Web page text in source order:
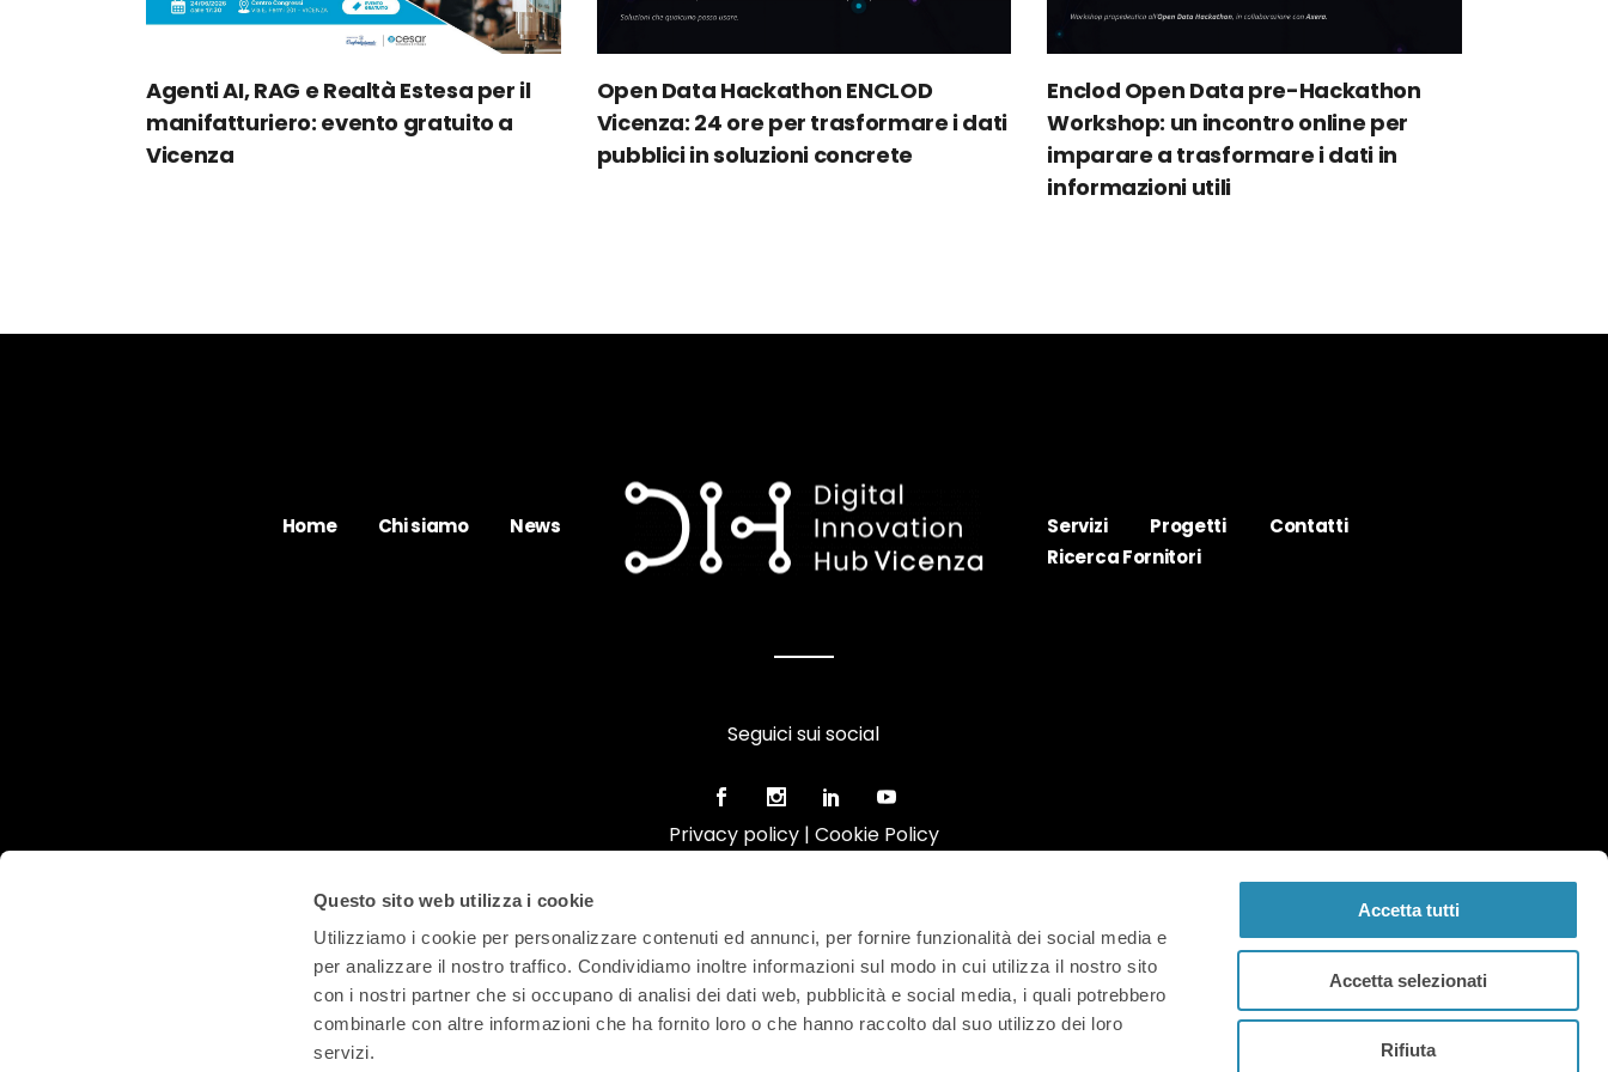
Questo sito web utilizza i cookie
Utilizziamo i cookie per personalizzare contenuti ed annunci, per fornire funzionalità dei social media e
per analizzare il nostro traffico. Condividiamo inoltre informazioni sul modo in cui utilizza il nostro sito
con i nostri partner che si occupano di analisi dei dati web, pubblicità e social media, i quali potrebbero
combinarle con altre informazioni che ha fornito loro o che hanno raccolto dal suo utilizzo dei loro
servizi.
Accetta tutti
Accetta selezionati
Rifiuta
Agenti AI, RAG e Realtà Estesa per il
manifatturiero: evento gratuito a
Vicenza
Open Data Hackathon ENCLOD
Vicenza: 24 ore per trasformare i dati
pubblici in soluzioni concrete
Enclod Open Data pre-Hackathon
Workshop: un incontro online per
imparare a trasformare i dati in
informazioni utili
Home Chi siamo News
Seguici sui social
Privacy policy| Cookie Policy
Servizi Progetti
Contatti
Ricerca Fornitori
FEDERAZIONE ARTIGIANI IMPRENDITORI VICENTINI | Via Enrico Fermi,134 – 36100 Vicenza (Italia) |